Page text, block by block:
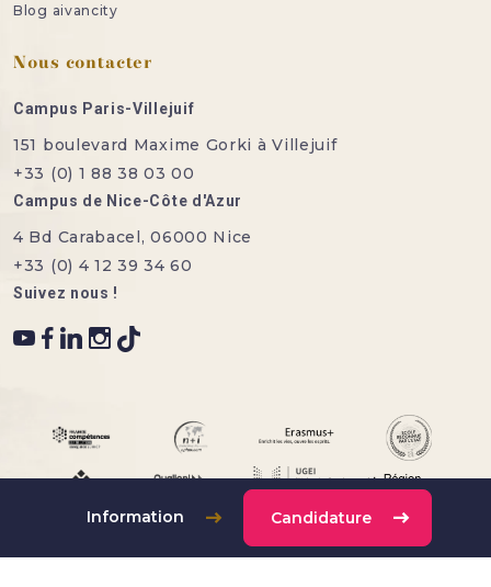
Information Candidature
Blog aivancity
Nous contacter
Campus Paris-Villejuif
151 boulevard Maxime Gorki à Villejuif
+33 (0) 1 88 38 03 00
Campus de Nice-Côte d'Azur
4 Bd Carabacel, 06000 Nice
+33 (0) 4 12 39 34 60
Suivez nous !